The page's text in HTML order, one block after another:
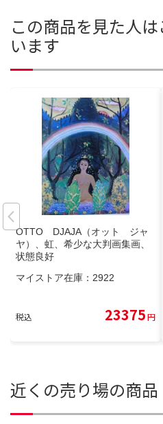
この商品を見た人
います
OTTO DJAJA（オット ジャ
ヤ）、虹、希少な大判画集画、
状態良好
マイストア在庫： 2922
税込 23375円
近くの売り場の商品